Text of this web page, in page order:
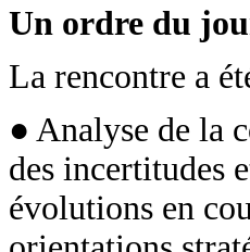
Un ordre du
La rencontre a
● Analyse de la
des incertitudes
évolutions en